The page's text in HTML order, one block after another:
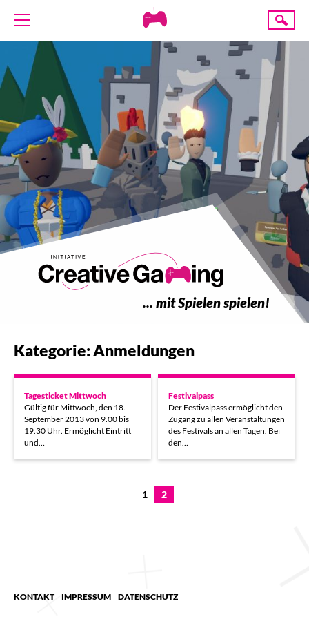
Creative
AKTUELLES
TERMINE
ANGEBOTE
PROJEKTE
PRESSE
SPENDE
Suche
... mit Spielen spielen!
Kategorie: Anmeldungen
Tagesticket Mittwoch
Gültig für Mittwoch, den 18.
September 2013 von 9.00 bis
19.30 Uhr. Ermöglicht Eintritt
und…
Festivalpass
Der Festivalpass ermöglicht den
Zugang zu allen Veranstaltungen
des Festivals an allen Tagen. Bei
den…
1 2
KONTAKT IMPRESSUM DATENSCHUTZ